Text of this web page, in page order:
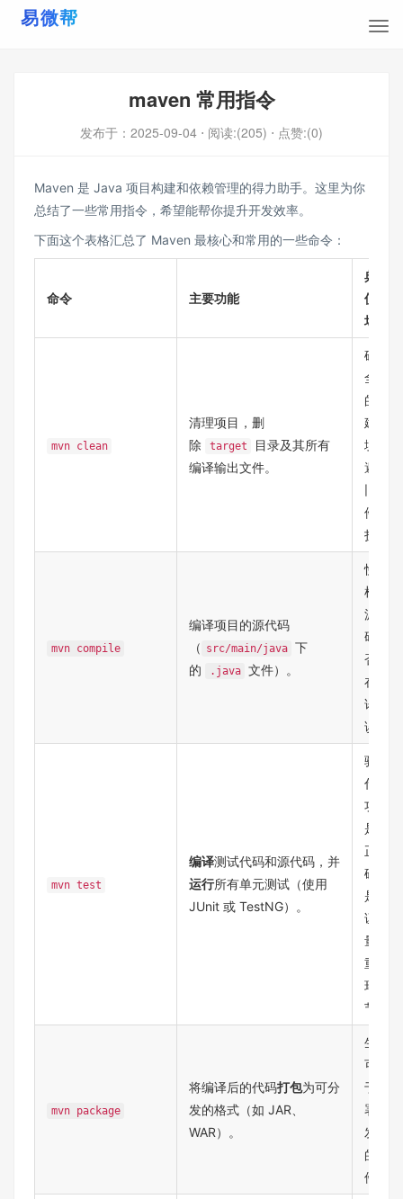
maven 常用指令
发布于： 2025-09-04 ⋅ 阅读:(205) ⋅ 点赞:(0)
Maven 是 Java 项目构建和依赖管理的得力助手。这里为你
总结了一些常用指令，希望能帮你提升开发效率。
下面这个表格汇总了 Maven 最核心和常用的一些命令：
命令 主要功能
典型
使用
场景
mvn clean
清理项目，删
除
target
目录及其所有
编译输出文件。
确保
全新
的构
建环
境，
避免
旧文
件干
扰。
mvn compile
编译项目的源代码
（ src/main/java 下
的
.java 文件）。
快速
检查
源代
码是
否存
在编
译错
误。
mvn test
​编译​​测试代码和源代码，并​
运行​​所有单元测试（使用
JUnit 或 TestNG）。
验证
代码
功能
是否
正
确，
是保
证质
量的
重要
环
节。
mvn package
将编译后的代码​​打包​​为可分
发的格式（如 JAR、
WAR）。
生成
可用
于部
署或
发布
的构
件。